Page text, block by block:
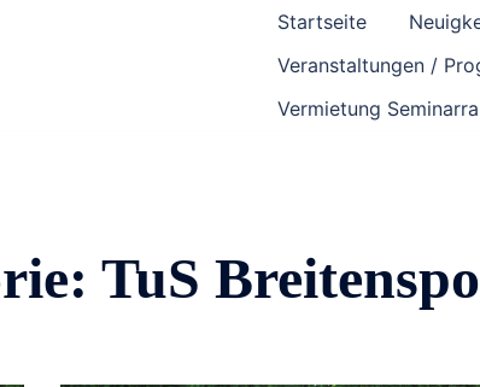
Startseite
Veranstaltungen /
Vermietung
TuS